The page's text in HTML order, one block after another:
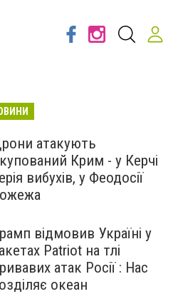
атакують
Крим - у Керчі
вибухів, у Феодосії
відмовив Україні у
Patriot на тлі
атак Росії : Нас
океан